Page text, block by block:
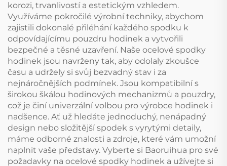
korozi, trvanlivostí a estetickým vzhledem.
Využíváme pokročilé výrobní techniky, abychom
zajistili dokonalé přiléhání každého spodku k
odpovídajícímu pouzdru hodinek a vytvořili
bezpečné a těsné uzavření. Naše ocelové spodky
hodinek jsou navrženy tak, aby odolaly zkoušce
času a udržely si svůj bezvadný stav i za
nejnáročnějších podmínek. Jsou kompatibilní s
širokou škálou hodinových mechanizmů a pouzdry,
což je činí univerzální volbou pro výrobce hodinek i
nadšence. Ať už hledáte jednoduchý, nenápadný
design nebo složitější spodek s vyrytými detaily,
máme odborné znalosti a zdroje, které vám umožní
naplnit vaše představy. Vyberte si Baoruihua pro své
požadavky na ocelové spodky hodinek a užívejte si